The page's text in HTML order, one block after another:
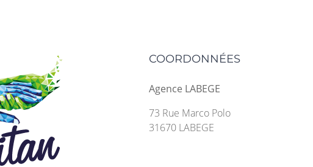
COORDONNÉES
Agence LABEGE
73 Rue Marco Polo
31670 LABEGE